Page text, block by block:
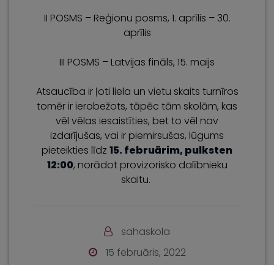
II POSMS – Reģionu posms, 1. aprīlis – 30.
aprīlis
III POSMS – Latvijas fināls, 15. maijs
Atsaucība ir ļoti liela un vietu skaits turnīros
tomēr ir ierobežots, tāpēc tām skolām, kas
vēl vēlas iesaistīties, bet to vēl nav
izdarījušas, vai ir piemirsušas, lūgums
pieteikties līdz 15. februārim, pulksten
12:00, norādot provizorisko dalībnieku
skaitu.
sahaskola
15 februāris, 2022